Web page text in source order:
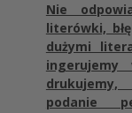
Nie
literówki,
dużymi
podanie